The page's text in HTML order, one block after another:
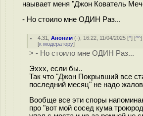
наывает меня "Джон Кователь
- Но стоило мне ОДИН Раз...
4.31 ,Аноним (-), 16:22, 11/04/2025 [^] [^^]
[к модератору]
> - Но стоило мне ОДИН Раз...
Эххх, если бы..
Так что "Джон Покрывший все
последний месяц" не надо
Вообще все эти споры
про "вот мой сосед кума